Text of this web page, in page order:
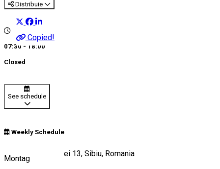
Distribuie
Copied!
07:30 - 18:00
Closed
See schedule
Weekly Schedule
Montag
Bulevardul Victoriei 13, Sibiu, Romania